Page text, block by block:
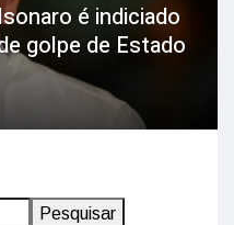
é indiciado
golpe de Estado
Pesquisar